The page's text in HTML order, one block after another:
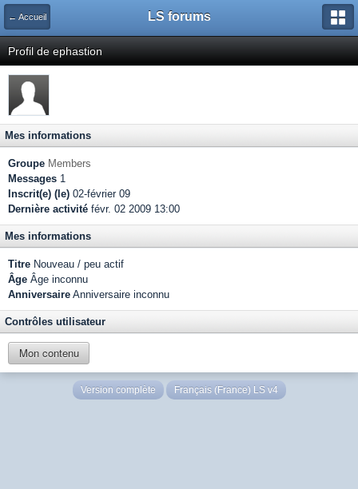
← Accueil LS forums
Profil de ephastion
Mes informations
Groupe Members
Messages 1
Inscrit(e) (le) 02-février 09
Dernière activité févr. 02 2009 13:00
Mes informations
Titre Nouveau / peu actif
Âge Âge inconnu
Anniversaire Anniversaire inconnu
Contrôles utilisateur
Mon contenu
Version complète Français (France) LS v4